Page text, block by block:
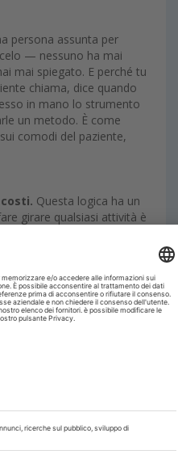
persona assunta per
— nessuno ha mai
mai spiegato. E perché tu
chiama, dice quando
in mano lo strumento
un metodo. È come
comodi del paziente,
Questa logica ha un
girare qualsiasi attività è
girino. Il PIL sale,
un'igiene da 80 euro che
per un piano da 6.000
due ore di chirurgia da
sensazione di aver fatto
occupata invece del
che non
al posto sbagliato
vuoti. Specialmente